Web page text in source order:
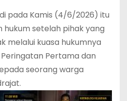
pada Kamis (4/6/2026) itu
hukum setelah pihak yang
melalui kuasa hukumnya
Pertama dan
seorang warga